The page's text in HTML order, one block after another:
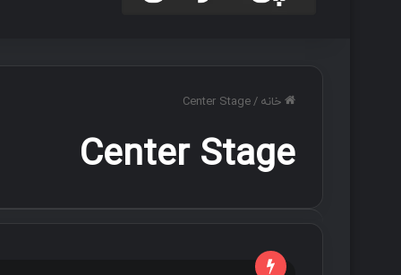
خانه /
Center Stage
Center Stage